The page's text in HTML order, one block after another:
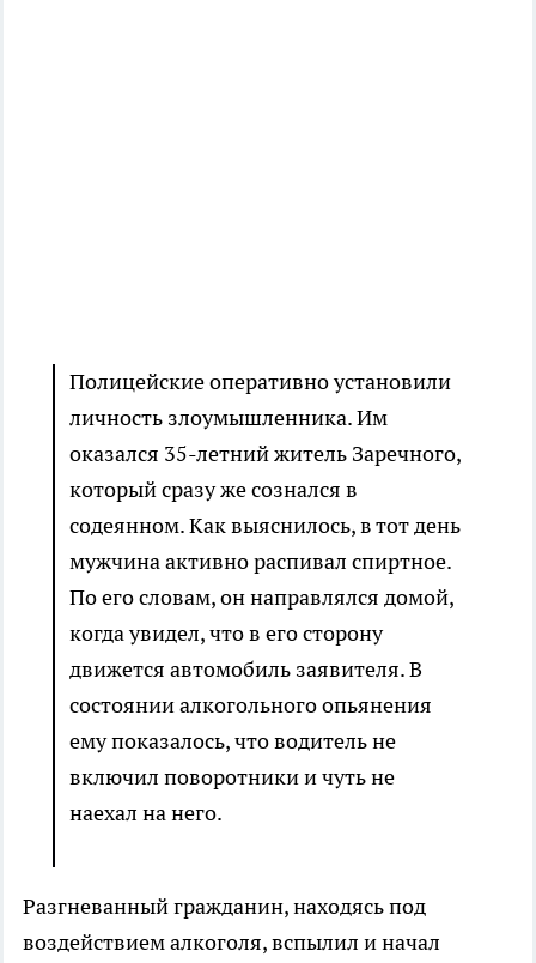
Полицейские оперативно установили
личность злоумышленника. Им
оказался 35-летний житель Заречного,
который сразу же сознался в
содеянном. Как выяснилось, в тот день
мужчина активно распивал спиртное.
По его словам, он направлялся домой,
когда увидел, что в его сторону
движется автомобиль заявителя. В
состоянии алкогольного опьянения
ему показалось, что водитель не
включил поворотники и чуть не
наехал на него.
Разгневанный гражданин, находясь под
воздействием алкоголя, вспылил и начал